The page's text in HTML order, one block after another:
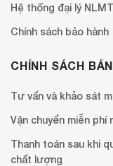
Hệ thống đại lý NLMT
Chính sách bảo hành
CHÍNH SÁCH
Tư vấn và khảo sát
Vận chuyển miễn phí
Thanh toán sau khi
chất lượng